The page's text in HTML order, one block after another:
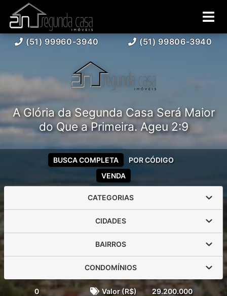
(51) 99960-3940 (51) 99806-3940
A Glória da Segunda Casa Será Maior
do Que a Primeira. Ageu 2:9
VENDA
BUSCA COMPLETA POR CÓDIGO
CATEGORIAS
CIDADES
BAIRROS
CONDOMÍNIOS
0 Valor (R$) 29.200.000